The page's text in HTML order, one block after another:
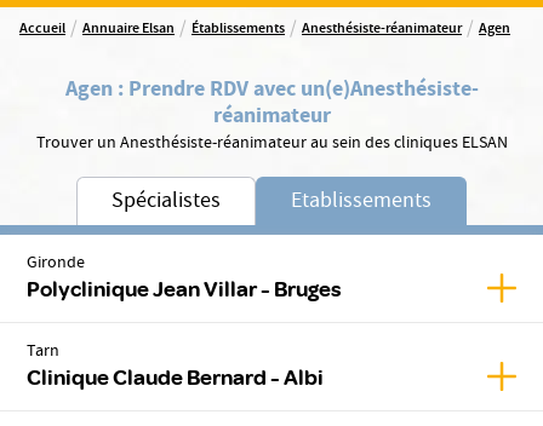
Accueil / Annuaire Elsan / Établissements / Anesthésiste-réanimateur / Agen
Agen: Prendre RDV avec un(e)Anesthésiste-
réanimateur
Trouver un Anesthésiste-réanimateur au sein des cliniques ELSAN
Spécialistes Etablissements
Gironde
Polyclinique Jean Villar - Bruges
Tarn
Clinique Claude Bernard - Albi